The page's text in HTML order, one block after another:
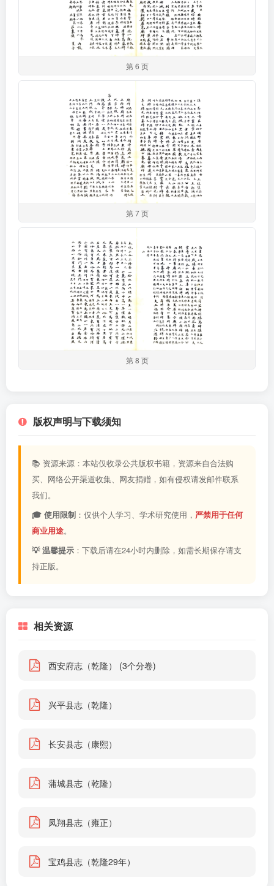
第 6 页
第 7 页
第 8 页
版权声明与下载须知
📚 资源来源：本站仅收录公共版权书籍，资源来自合法购
买、网络公开渠道收集、网友捐赠，如有侵权请发邮件联系
我们。
🎓 使用限制 ：仅供个人学习、学术研究使用， 严禁用于任何
商业用途。
💡 温馨提示 ：下载后请在24小时内删除，如需长期保存请支
持正版。
相关资源
西安府志（乾隆） (3个分卷)
兴平县志（乾隆）
长安县志（康熙）
蒲城县志（乾隆）
凤翔县志（雍正）
宝鸡县志（乾隆29年）